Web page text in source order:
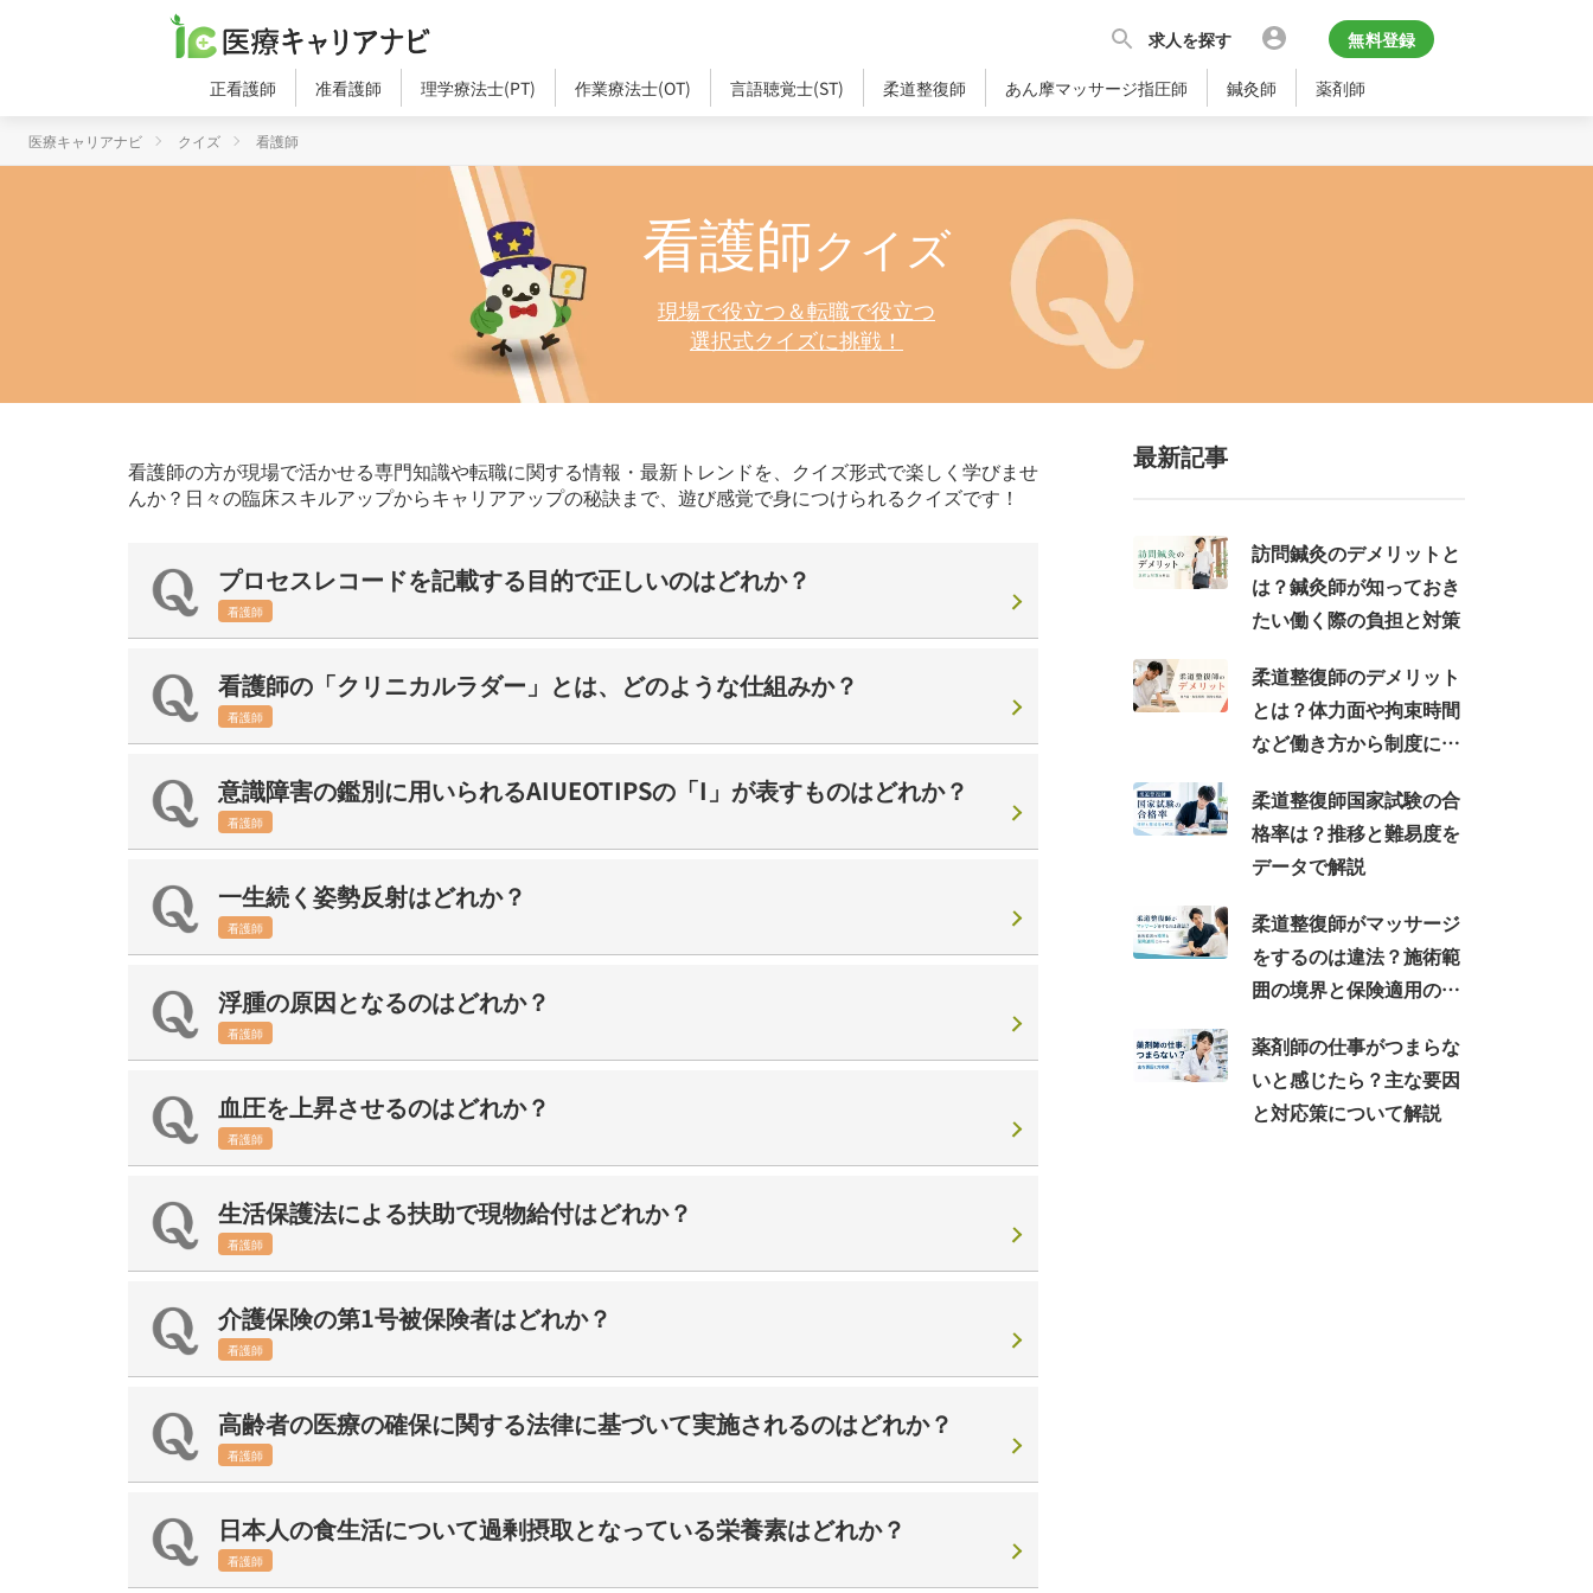
求人を探す 無料登録
正看護師 准看護師 理学療法士(PT) 作業療法士(OT) 言語聴覚士(ST) 柔道整復師 あん摩マッサージ指圧師 鍼灸師 薬剤師
医療キャリアナビ クイズ 看護師
看護師クイズ
現場で役立つ＆転職で役立つ
選択式クイズに挑戦！
看護師の方が現場で活かせる専門知識や転職に関する情報・最新トレンドを、クイズ形式で楽しく学びませ
んか？日々の臨床スキルアップからキャリアアップの秘訣まで、遊び感覚で身につけられるクイズです！
プロセスレコードを記載する目的で正しいのはどれか？
看護師
看護師の「クリニカルラダー」とは、どのような仕組みか？
看護師
意識障害の鑑別に用いられるAIUEOTIPSの「I」が表すものはどれか？
看護師
一生続く姿勢反射はどれか？
看護師
浮腫の原因となるのはどれか？
看護師
血圧を上昇させるのはどれか？
看護師
生活保護法による扶助で現物給付はどれか？
看護師
介護保険の第1号被保険者はどれか？
看護師
高齢者の医療の確保に関する法律に基づいて実施されるのはどれか？
看護師
日本人の食生活について過剰摂取となっている栄養素はどれか？
看護師
最新記事
訪問鍼灸のデメリットと
は？鍼灸師が知っておき
たい働く際の負担と対策
柔道整復師のデメリット
とは？体力面や拘束時間
など働き方から制度に関
柔道整復師国家試験の合
格率は？推移と難易度を
データで解説
柔道整復師がマッサージ
をするのは違法？施術範
囲の境界と保険適用のル
薬剤師の仕事がつまらな
いと感じたら？主な要因
と対応策について解説